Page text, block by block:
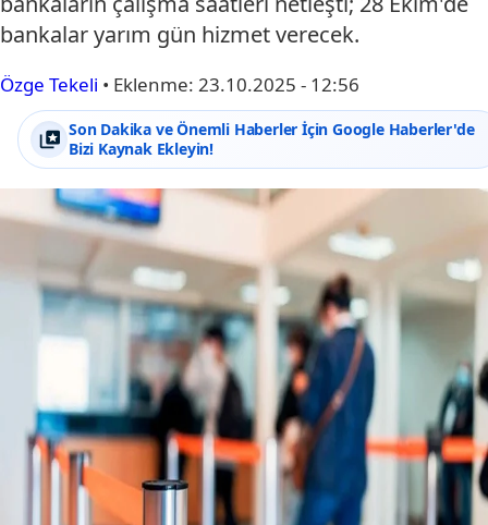
bankalar yarım gün hizmet verecek.
Özge Tekeli • Eklenme: 23.10.2025 - 12:56
Son Dakika ve Önemli Haberler İçin Google Haberler'de
Bizi Kaynak Ekleyin!